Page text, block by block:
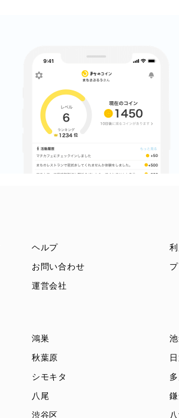
ヘルプ
お問い合わせ
運営会社
鴻巣
秋葉原
シモキタ
八尾
渋谷区